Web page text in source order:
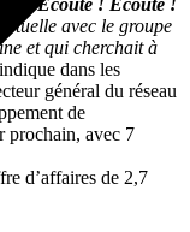
avec le groupe
et qui cherchait à
dans les
général du réseau
de
prochain, avec 7
d’affaires de 2,7